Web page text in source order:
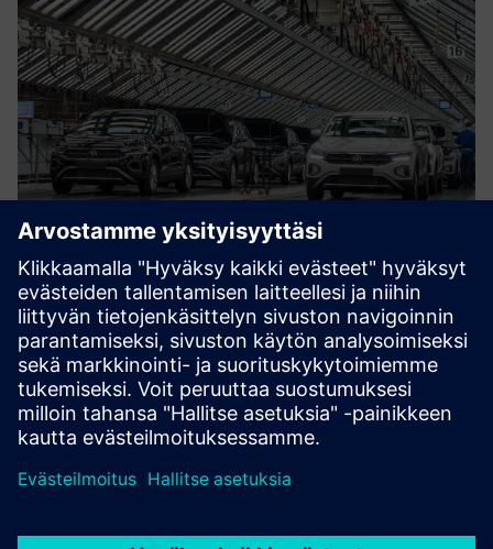
Turnkey projects for Automotive
Turnkey project supplier for Automotive production lines.
Full integration of Siemens Automation, MES, SCADA,
Digital Twins, Inspection and Robotics.
Lue lisää